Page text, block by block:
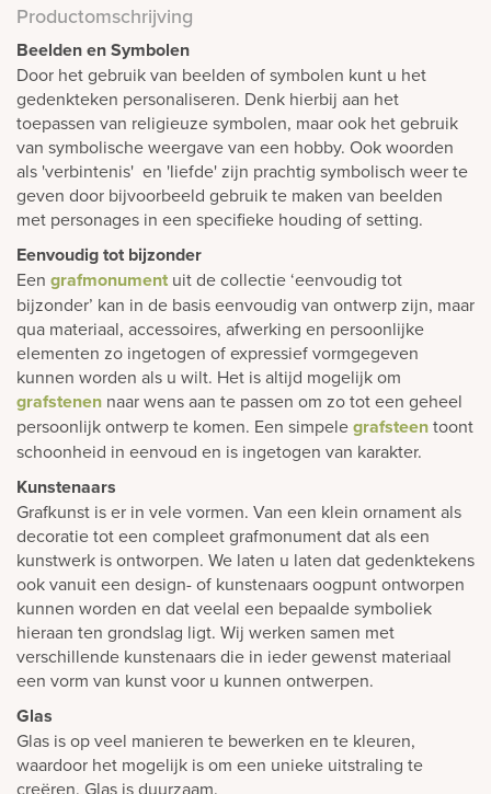
Productomschrijving
Beelden en Symbolen
Door het gebruik van beelden of symbolen kunt u het
gedenkteken personaliseren. Denk hierbij aan het
toepassen van religieuze symbolen, maar ook het gebruik
van symbolische weergave van een hobby. Ook woorden
als 'verbintenis' en 'liefde' zijn prachtig symbolisch weer te
geven door bijvoorbeeld gebruik te maken van beelden
met personages in een specifieke houding of setting.
Eenvoudig tot bijzonder
Een grafmonument uit de collectie ‘eenvoudig tot
bijzonder’ kan in de basis eenvoudig van ontwerp zijn, maar
qua materiaal, accessoires, afwerking en persoonlijke
elementen zo ingetogen of expressief vormgegeven
kunnen worden als u wilt. Het is altijd mogelijk om
grafstenen naar wens aan te passen om zo tot een geheel
persoonlijk ontwerp te komen. Een simpelegrafsteentoont
schoonheid in eenvoud en is ingetogen van karakter.
Kunstenaars
Grafkunst is er in vele vormen. Van een klein ornament als
decoratie tot een compleet grafmonument dat als een
kunstwerk is ontworpen. We laten u laten dat gedenktekens
ook vanuit een design- of kunstenaars oogpunt ontworpen
kunnen worden en dat veelal een bepaalde symboliek
hieraan ten grondslag ligt. Wij werken samen met
verschillende kunstenaars die in ieder gewenst materiaal
een vorm van kunst voor u kunnen ontwerpen.
Glas
Glas is op veel manieren te bewerken en te kleuren,
waardoor het mogelijk is om een unieke uitstraling te
creëren. Glas is duurzaam.